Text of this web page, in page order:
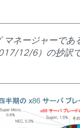
マネージャーであ
12/6）の抄訳